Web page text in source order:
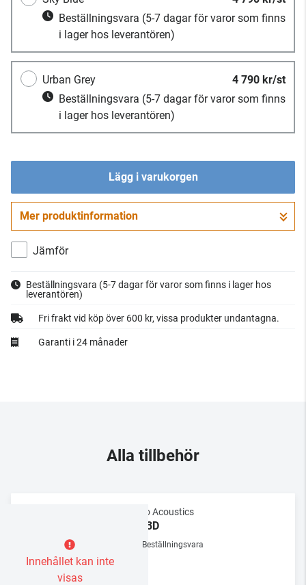
Beställningsvara (5-7 dagar för varor som finns
i lager hos leverantören)
Urban Grey
4 790 kr/st
Beställningsvara (5-7 dagar för varor som finns
i lager hos leverantören)
Lägg i varukorgen
Gå till kassan
Mer produktinformation
Jämför
Beställningsvara (5-7 dagar för varor som finns i lager hos
leverantören)
Fri frakt vid köp över 600 kr, vissa produkter undantagna.
Garanti i 24 månader
Alla tillbehör
Innehållet kan inte
visas
Gallo Acoustics
TR-3D
Beställningsvara